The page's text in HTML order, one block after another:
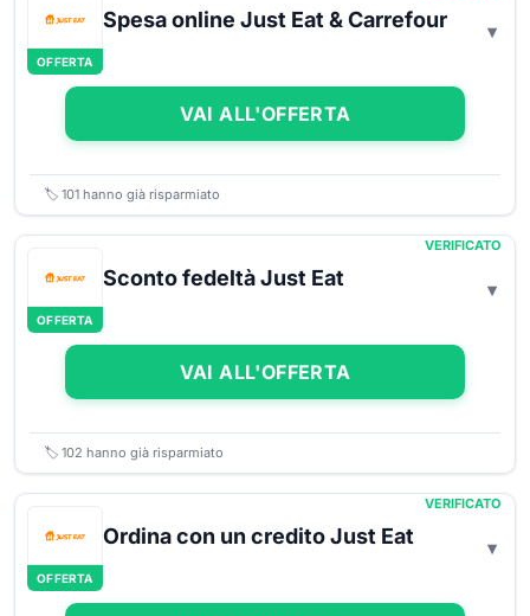
OFFERTA
Spesa online Just Eat & Carrefour
VAI ALL'OFFERTA
🏷️ 101 hanno già risparmiato
OFFERTA
VERIFICATO
Sconto fedeltà Just Eat
VAI ALL'OFFERTA
🏷️ 102 hanno già risparmiato
OFFERTA
VERIFICATO
Ordina con un credito Just Eat